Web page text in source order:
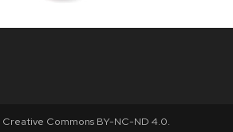
Creative Commons BY-NC-ND 4.0.